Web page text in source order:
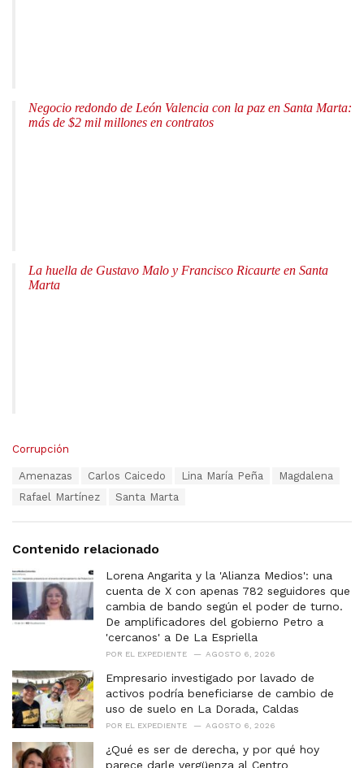
Negocio redondo de León Valencia con la paz en Santa Marta:
más de $2 mil millones en contratos
La huella de Gustavo Malo y Francisco Ricaurte en Santa
Marta
C
i
s
Corrupción
Amenazas Carlos Caicedo Lina María Peña
Magdalena
Rafael Martínez
Santa Marta
Contenido relacionado
Lorena Angarita y la 'Alianza Medios': una
cuenta de X con apenas 782 seguidores que
cambia de bando según el poder de turno.
De amplificadores del gobierno Petro a
'cercanos' a De La Espriella
POR EL EXPEDIENTE AGOSTO 6, 2026
Empresario investigado por lavado de
activos podría beneficiarse de cambio de
uso de suelo en La Dorada, Caldas
POR EL EXPEDIENTE AGOSTO 6, 2026
¿Qué es ser de derecha, y por qué hoy
parece darle vergüenza al Centro